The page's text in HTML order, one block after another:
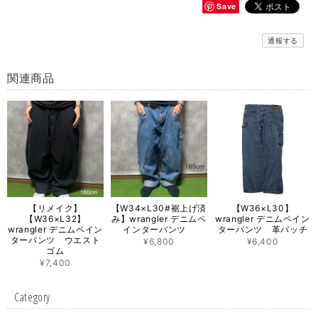
Save
通報する
関連商品
【リメイク】
【W36×L32】
wrangler デニムペイン
ターパンツ ウエスト
ゴム
¥7,400
【W34×L30#裾上げ済
み】wrangler デニムペ
インターパンツ
¥6,800
【W36×L30】
wrangler デニムペイン
ターパンツ 革パッチ
¥6,400
Category